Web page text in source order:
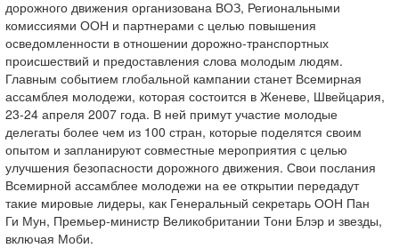
дорожного движения организована ВОЗ, Региональными
комиссиями ООН и партнерами с целью повышения
осведомленности в отношении дорожно-транспортных
происшествий и предоставления слова молодым людям.
Главным событием глобальной кампании станет Всемирная
ассамблея молодежи, которая состоится в Женеве, Швейцария,
23-24 апреля 2007 года. В ней примут участие молодые
делегаты более чем из 100 стран, которые поделятся своим
опытом и запланируют совместные мероприятия с целью
улучшения безопасности дорожного движения. Свои послания
Всемирной ассамблее молодежи на ее открытии передадут
такие мировые лидеры, как Генеральный секретарь ООН Пан
Ги Мун, Премьер-министр Великобритании Тони Блэр и звезды,
включая Моби.